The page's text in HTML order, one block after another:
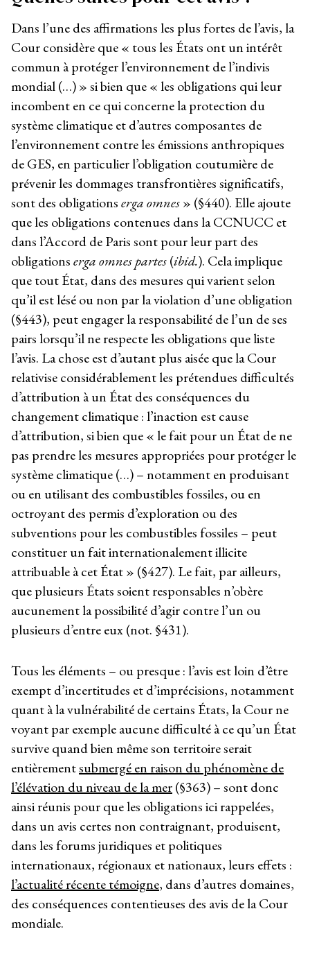
Dans l’une des affirmations les plus fortes de l’avis, la
Cour considère que « tous les États ont un intérêt
commun à protéger l’environnement de l’indivis
mondial (…) » si bien que « les obligations qui leur
incombent en ce qui concerne la protection du
système climatique et d’autres composantes de
l’environnement contre les émissions anthropiques
de GES, en particulier l’obligation coutumière de
prévenir les dommages transfrontières significatifs,
sont des obligationserga omnes» (§440). Elle ajoute
que les obligations contenues dans la CCNUCC et
dans l’Accord de Paris sont pour leur part des
obligationserga omnes partes(ibid.). Cela implique
que tout État, dans des mesures qui varient selon
qu’il est lésé ou non par la violation d’une obligation
(§443), peut engager la responsabilité de l’un de ses
pairs lorsqu’il ne respecte les obligations que liste
l’avis. La chose est d’autant plus aisée que la Cour
relativise considérablement les prétendues difficultés
d’attribution à un État des conséquences du
changement climatique : l’inaction est cause
d’attribution, si bien que « le fait pour un État de ne
pas prendre les mesures appropriées pour protéger le
système climatique (…) – notamment en produisant
ou en utilisant des combustibles fossiles, ou en
octroyant des permis d’exploration ou des
subventions pour les combustibles fossiles – peut
constituer un fait internationalement illicite
attribuable à cet État » (§427). Le fait, par ailleurs,
que plusieurs États soient responsables n’obère
aucunement la possibilité d’agir contre l’un ou
plusieurs d’entre eux (not. §431).
Tous les éléments – ou presque : l’avis est loin d’être
exempt d’incertitudes et d’imprécisions, notamment
quant à la vulnérabilité de certains États, la Cour ne
voyant par exemple aucune difficulté à ce qu’un État
survive quand bien même son territoire serait
entièrementsubmergé en raison du phénomène de
l’élévation du niveau de la mer(§363) – sont donc
ainsi réunis pour que les obligations ici rappelées,
dans un avis certes non contraignant, produisent,
dans les forums juridiques et politiques
internationaux, régionaux et nationaux, leurs effets :
l’actualité récente témoigne, dans d’autres domaines,
des conséquences contentieuses des avis de la Cour
mondiale.